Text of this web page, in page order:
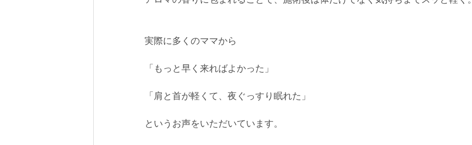
実際に多くのママから
「もっと早く来ればよかった」
「肩と首が軽くて、夜ぐっすり眠れた」
というお声をいただいています。